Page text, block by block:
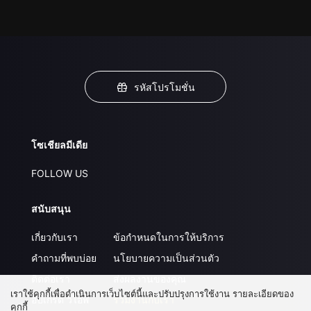
รหัสโปรโมชั่น
โซเชียลมีเดีย
FOLLOW US
สนับสนุน
เกี่ยวกับเรา
คำถามที่พบบ่อย
ติดต่อเรา
อัปเกรด วีไอพี
ข้อกำหนดในการให้บริการ
นโยบายความเป็นส่วนตัว
ส่งผลงานของคุณ
ร่วมงานกับเรา
เราใช้คุกกี้เพื่อดำเนินการเว็บไซต์นี้และปรับปรุงการใช้งาน รายละเอียดของ
คุกกี้